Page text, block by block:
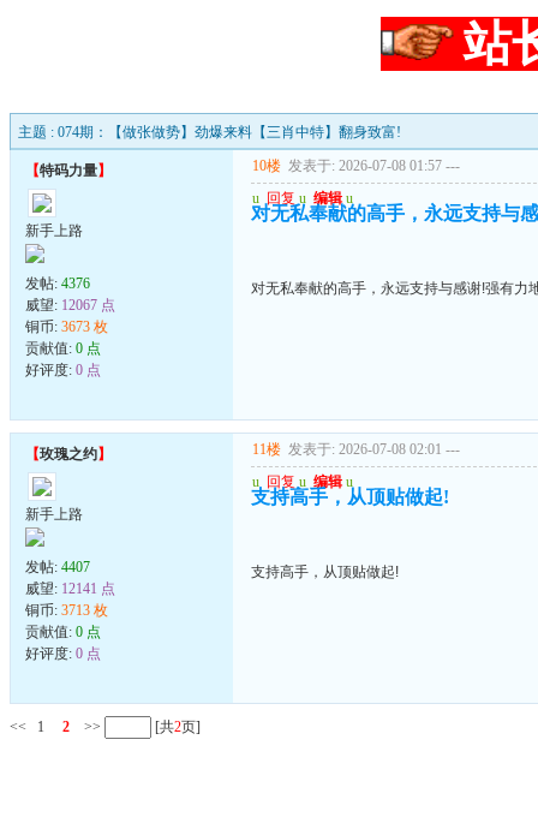
站
主题 : 074期：【做张做势】劲爆来料【三肖中特】翻身致富!
【特码力量】
新手上路
发帖: 4376
威望: 12067 点
铜币: 3673 枚
贡献值: 0 点
好评度: 0 点
10楼 发表于: 2026-07-08 01:57 ---
u 回复 u 编辑 u
对无私奉献的高手，永远支持与
对无私奉献的高手，永远支持与感谢!强有力
【玫瑰之约】
新手上路
发帖: 4407
威望: 12141 点
铜币: 3713 枚
贡献值: 0 点
好评度: 0 点
11楼 发表于: 2026-07-08 02:01 ---
u 回复 u 编辑 u
支持高手，从顶贴做起!
支持高手，从顶贴做起!
<< 1 2 >> [共2页]